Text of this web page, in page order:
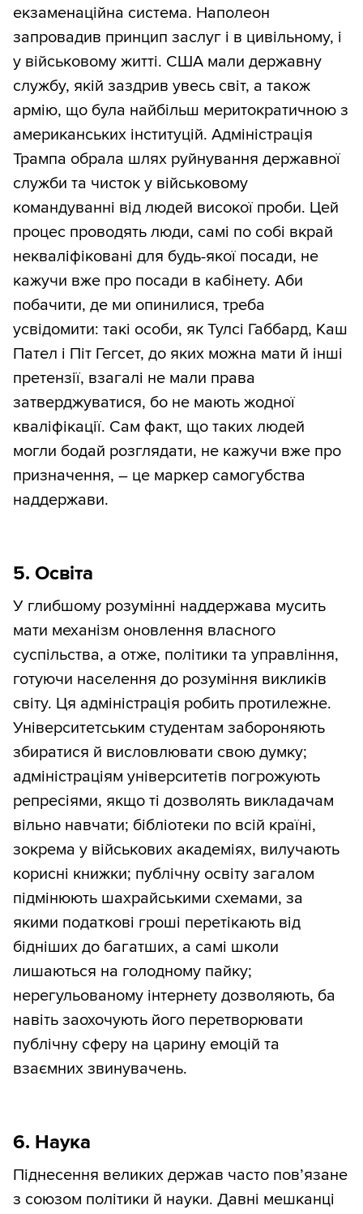
екзаменаційна система. Наполеон
запровадив принцип заслуг і в цивільному, і
у військовому житті. США мали державну
службу, якій заздрив увесь світ, а також
армію, що була найбільш меритократичною з
американських інституцій. Адміністрація
Трампа обрала шлях руйнування державної
служби та чисток у військовому
командуванні від людей високої проби. Цей
процес проводять люди, самі по собі вкрай
некваліфіковані для будь-якої посади, не
кажучи вже про посади в кабінету. Аби
побачити, де ми опинилися, треба
усвідомити: такі особи, як Тулсі Габбард, Каш
Пател і Піт Гегсет, до яких можна мати й інші
претензії, взагалі не мали права
затверджуватися, бо не мають жодної
кваліфікації. Сам факт, що таких людей
могли бодай розглядати, не кажучи вже про
призначення, – це маркер самогубства
наддержави.
5. Освіта
У глибшому розумінні наддержава мусить
мати механізм оновлення власного
суспільства, а отже, політики та управління,
готуючи населення до розуміння викликів
світу. Ця адміністрація робить протилежне.
Університетським студентам забороняють
збиратися й висловлювати свою думку;
адміністраціям університетів погрожують
репресіями, якщо ті дозволять викладачам
вільно навчати; бібліотеки по всій країні,
зокрема у військових академіях, вилучають
корисні книжки; публічну освіту загалом
підмінюють шахрайськими схемами, за
якими податкові гроші перетікають від
бідніших до багатших, а самі школи
лишаються на голодному пайку;
нерегульованому інтернету дозволяють, ба
навіть заохочують його перетворювати
публічну сферу на царину емоцій та
взаємних звинувачень.
6. Наука
Піднесення великих держав часто пов’язане
з союзом політики й науки. Давні мешканці